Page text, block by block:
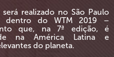
será realizado no São Paulo
dentro do WTM 2019 –
que, na 7ª edição, é
na América Latina e
do planeta.